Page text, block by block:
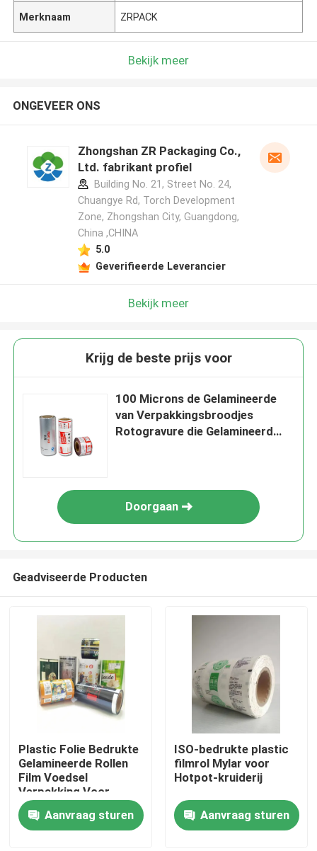
Huis
Producten
Ongeveer ons
Merknaam ZRPACK
Bekijk meer
ONGEVEER ONS
Zhongshan ZR Packaging Co.,
Ltd. fabrikant profiel
Building No. 21, Street No. 24,
Chuangye Rd, Torch Development
Zone, Zhongshan City, Guangdong,
China ,CHINA
5.0
Geverifieerde Leverancier
Bekijk meer
Krijg de beste prijs voor
100 Microns de Gelamineerde
van Verpakkingsbroodjes
Rotogravure die Gelamineerd
Doorgaan
Geadviseerde Producten
Plastic Folie Bedrukte
Gelamineerde Rollen
Film Voedsel
Verpakking Voor
Snack
Aanvraag sturen
ISO-bedrukte plastic
filmrol Mylar voor
Hotpot-kruiderij
Aanvraag sturen